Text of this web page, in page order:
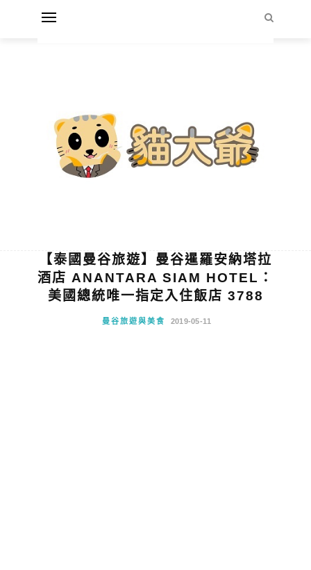
【泰國曼谷旅遊】曼谷暹羅安納塔拉
酒店 ANANTARA SIAM HOTEL：
美國總統唯一指定入住飯店 3788
曼谷旅遊與美食 2019-05-11